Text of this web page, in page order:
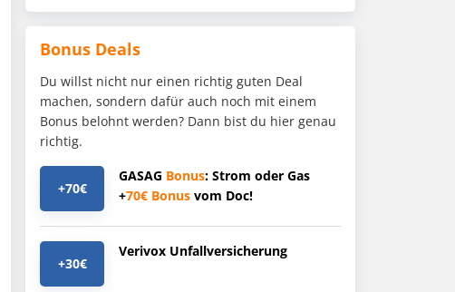
Bonus Deals
Du willst nicht nur einen richtig guten Deal
machen, sondern dafür auch noch mit einem
Bonus belohnt werden? Dann bist du hier genau
richtig.
+70€
GASAG Bonus: Strom oder Gas
+70€ Bonus vom Doc!
+30€
Verivox Unfallversicherung